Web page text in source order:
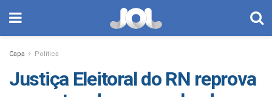
Capa Política
Justiça Eleitoral do RN reprova